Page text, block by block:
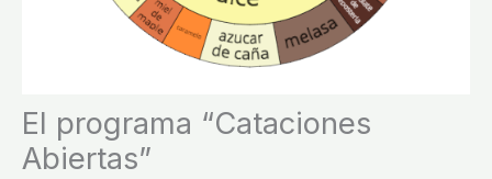
El programa “Cataciones
Abiertas”